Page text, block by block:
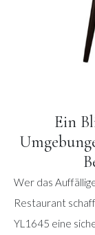
Ein
Wer das
Restaurant
YL1645 eine